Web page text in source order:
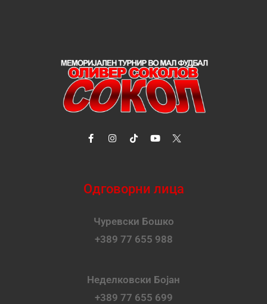
Одговорни лица
Чуревски Бошко
+389 77 655 988
Неделковски Бојан
+389 77 655 699